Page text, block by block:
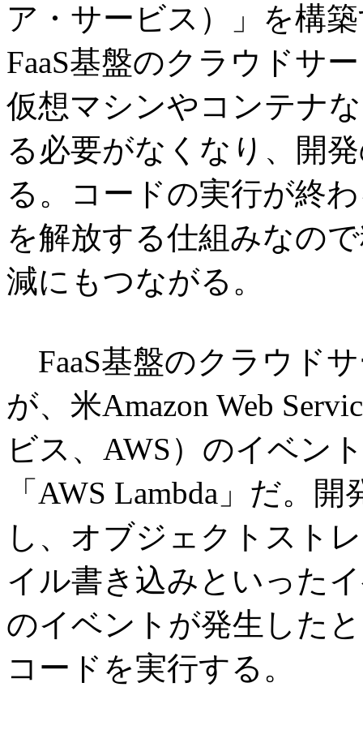
ア・サービス）」を構
FaaS基盤のクラウドサ
仮想マシンやコンテナ
る必要がなくなり、開
る。コードの実行が終
を解放する仕組みなの
減にもつながる。
FaaS基盤のクラウド
が、米Amazon Web
ビス、AWS）のイベン
「AWS Lambda」だ。
し、オブジェクトスト
イル書き込みといった
のイベントが発生した
コードを実行する。